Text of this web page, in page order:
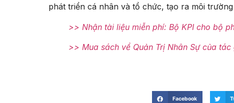
phát triển cá nhân và tổ chức, tạo ra môi
>> Nhận tài liệu miễn phí: Bộ KPI cho bộ
>> Mua sách về Quản Trị Nhân Sự của
Facebook